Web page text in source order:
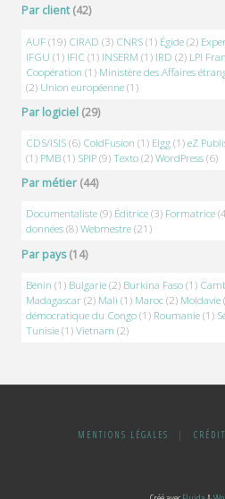
Par client(42)
AUF (19) CIRAD (3) CNRS (1) Égide (2)
IFGU (1) IFIC (1) INSERM (1) IRD (2) LPI
Coopération (1) Ministère des Affaires
(2) Union européenne (1)
Par logiciel (29)
CDS/ISIS (6) ColdFusion (1) Elgg (1)eZ
(1) PMB (1) SPIP (9)Texto (2)WordPress (6)
Par métier (44)
Documentaliste (9) Éditrice (3) Formatrice
données (8)Webmestre (21)
Par pays(14)
Bénin (1) Bulgarie (2) Burkina Faso (1)
Madagascar (2) Mali (1) Maroc (2) Moldavie
démocratique du Congo (1) Roumanie (1)
Tunisie (1)Vietnam (2)
MENTIONS LÉGALES |